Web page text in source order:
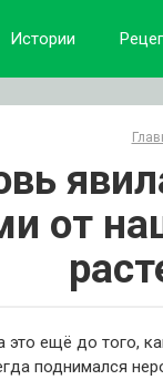
Истории
от
это ещё до того,
поднимался